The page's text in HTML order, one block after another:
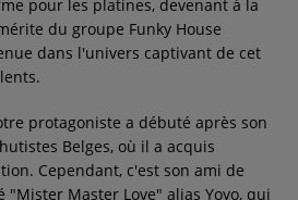
pour les platines, devenant à la
du groupe Funky House
dans l'univers captivant de cet
protagoniste a débuté après son
Belges, où il a acquis
Cependant, c'est son ami de
"Mister Master Love" alias Yoyo, qui